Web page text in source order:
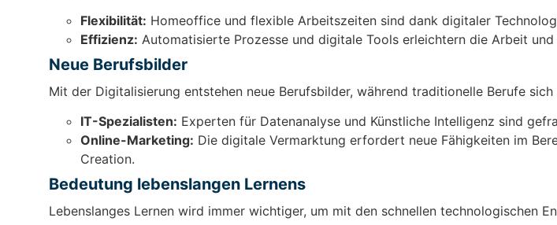
Flexibilität: Homeoffice und flexible Arbeitszeiten sind dank digitaler
Effizienz: Automatisierte Prozesse und digitale Tools erleichtern die Arbeit und
Neue Berufsbilder
Mit der Digitalisierung entstehen neue Berufsbilder, während traditionelle Berufe sich
IT-Spezialisten: Experten für Datenanalyse und Künstliche Intelligenz sind
Online-Marketing: Die digitale Vermarktung erfordert neue Fähigkeiten im
Creation.
Bedeutung lebenslangen Lernens
Lebenslanges Lernen wird immer wichtiger, um mit den schnellen technologischen